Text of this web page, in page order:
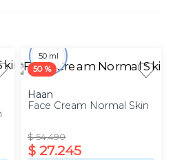
50 %
50 ml
Haan
Face Cream Normal Skin
$ 54.490
$ 27.245